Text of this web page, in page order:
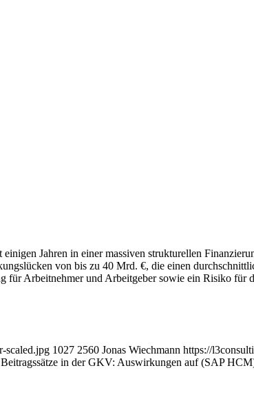
Jahren in einer massiven strukturellen
von bis zu 40 Mrd. €, die einen
für Arbeitnehmer und Arbeitgeber sowie ein Risiko für
scaled.jpg 1027 2560 Jonas Wiechmann https://
in der GKV: Auswirkungen auf (SAP